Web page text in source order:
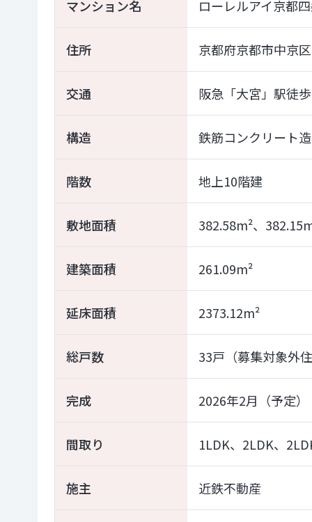
マンション名 ローレルアイ京都
住所 京都府京都市中京
交通 阪急「大宮」駅徒
構造 鉄筋コンクリート造
階数 地上10階建
敷地面積 382.58m²、
建築面積 261.09m²
延床面積 2373.12m²
総戸数 33戸（募集対象外
完成 2026年2月（予定）
間取り 1LDK、2LDK、
施主 近鉄不動産